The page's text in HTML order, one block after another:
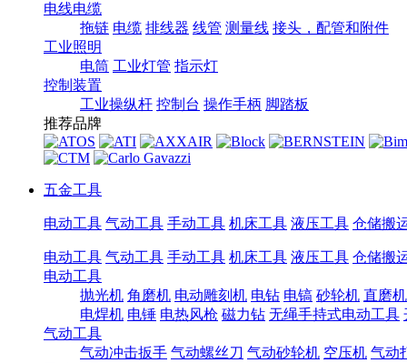
电线电缆
拖链 电缆 排线器 线管 测量线 接头，配管和附件
工业照明
电筒 工业灯管 指示灯
控制装置
工业操纵杆 控制台 操作手柄 脚踏板
推荐品牌
五金工具
电动工具 气动工具 手动工具 机床工具 液压工具 仓储搬
电动工具 气动工具 手动工具 机床工具 液压工具 仓储搬
电动工具
抛光机 角磨机 电动雕刻机 电钻 电镐 砂轮机 直磨机
电焊机 电锤 电热风枪 磁力钻 无绳手持式电动工具
气动工具
气动冲击扳手 气动螺丝刀 气动砂轮机 空压机 气动